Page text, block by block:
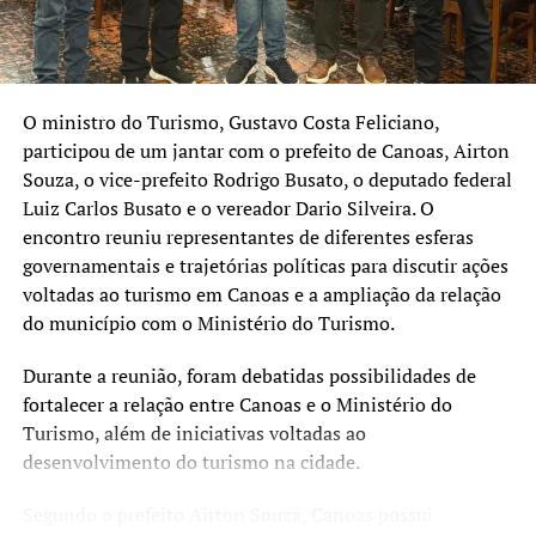
vai exigir que eu me afaste
das minhas funções na
Secretaria Municipal de
Relações Institucionais do
governo canoense”,
declarou.
Rossano também agradeceu ao prefeito, ao vice-prefeito
Rodrigo Busato, secretários municipais, vereadores da
base aliada e demais integrantes da administração
municipal pelo período em que esteve na gestão.
A Prefeitura de Canoas ainda não informou oficialmente
quem assumirá a Secretaria Municipal de Relações
Institucionais.
O ministro do Turismo,Gustavo Costa Feliciano,
participou de um jantar com o prefeito de Canoas,Airton
Souza, o vice-prefeitoRodrigo Busato, o deputado federal
Luiz Carlos Busatoe o vereadorDario Silveira. O
encontro reuniu representantes de diferentes esferas
governamentais e trajetórias políticas para discutir ações
voltadas ao turismo em Canoas e a ampliação da relação
do município com o Ministério do Turismo.
Durante a reunião, foram debatidas possibilidades de
fortalecer a relação entre Canoas e o Ministério do
Turismo, além de iniciativas voltadas ao
desenvolvimento do turismo na cidade.